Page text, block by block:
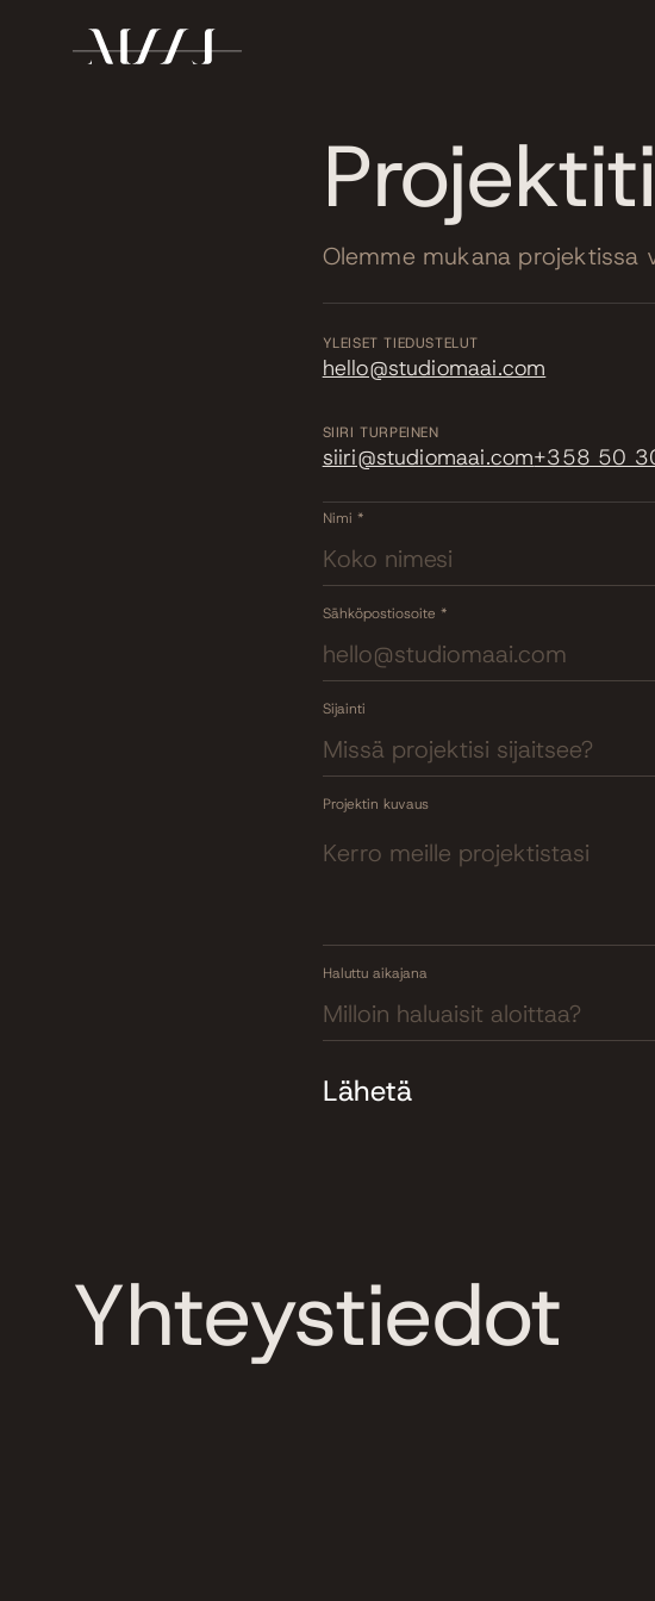
Olemme mukana projektissa
YLEISET TIEDUSTELUT
hello@studiomaai.com
SIIRI TURPEINEN
siiri@studiomaai.com+358 50
Nimi *
Sähköpostiosoite *
Sijainti
Projektin kuvaus
Haluttu aikajana
Yhteystiedot